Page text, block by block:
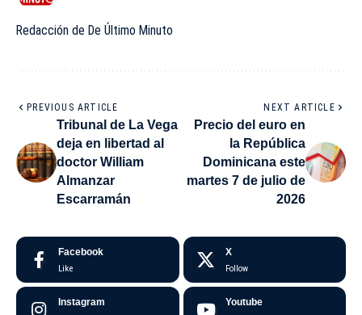
Redacción de De Último Minuto
PREVIOUS ARTICLE
Tribunal de La Vega
deja en libertad al
doctor William
Almanzar
Escarramán
NEXT ARTICLE
Precio del euro en
la República
Dominicana este
martes 7 de julio de
2026
Facebook
Like
X
Follow
Instagram Youtube